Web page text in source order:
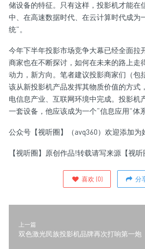
储设备的特征。只有这样，投影机才能在
中、在高速数据时代、在云计算时代成为
统”。
今年下半年投影市场竞争大幕已经全面拉
商家也在不断探讨，如何在未来的路上走
动力，新方向。笔者建议投影商家们（包
该从新投影机产品发挥其物质价值的方式
电信息产业、互联网环境中完成。投影机
一套设备，他应该成为一个“信息应用”体
公众号【视听圈】（avq360）欢迎添加为
【视听圈】原创作品!转载请写来源【视听
喜欢 (0) 分
上一篇
双色激光民族投影机品牌再次打响第一炮